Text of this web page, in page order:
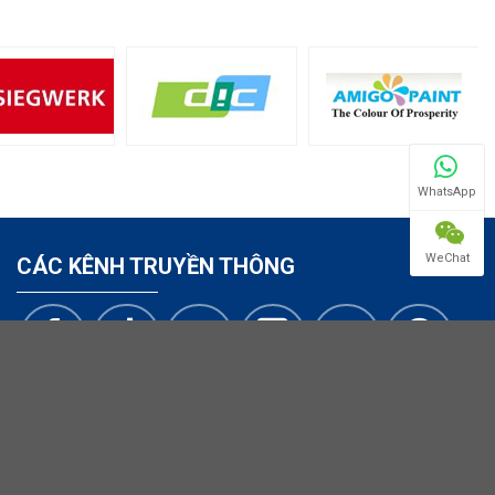
CÁC KÊNH TRUYỀN THÔNG
WhatsApp
WeChat